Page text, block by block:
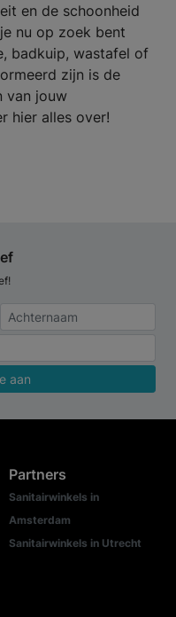
en de schoonheid
nu op zoek bent
badkuip, wastafel of
zijn is de
van jouw
hier alles over!
aan
Partners
Sanitairwinkels in
Amsterdam
Sanitairwinkels in Utrecht